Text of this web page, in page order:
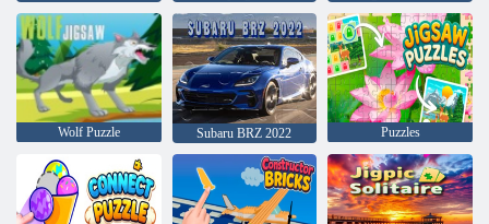
Wolf Puzzle Subaru BRZ 2022 Puzzles